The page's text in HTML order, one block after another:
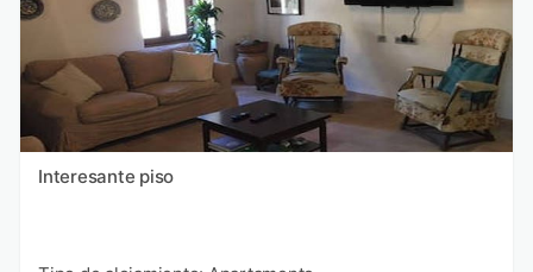
Interesante piso